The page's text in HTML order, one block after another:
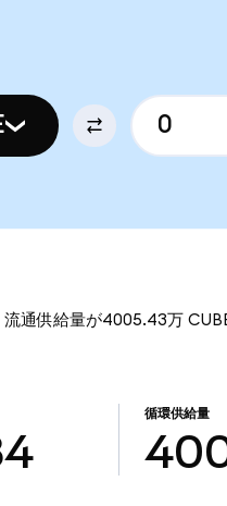
通供給量が4005.43万
循環供給量